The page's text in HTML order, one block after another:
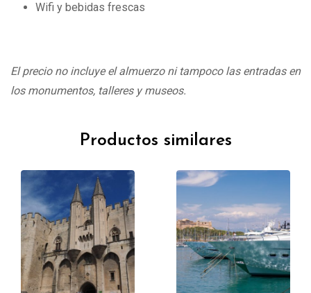
Wifi y bebidas frescas
El precio no incluye el almuerzo ni tampoco las entradas en
los monumentos, talleres y museos.
Productos similares